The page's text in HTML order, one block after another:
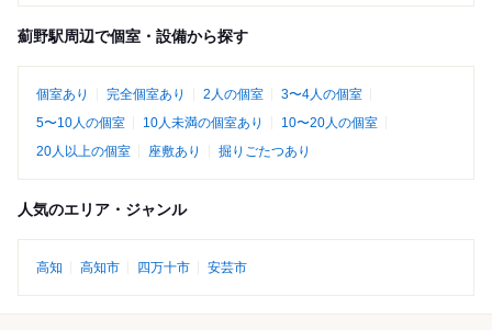
薊野駅周辺で個室・設備から探す
個室あり 完全個室あり 2人の個室
3〜4人の個室
5〜10人の個室
10人未満の個室あり
10〜20人の個室
20人以上の個室
座敷あり 掘りごたつあり
人気のエリア・ジャンル
高知 高知市 四万十市 安芸市